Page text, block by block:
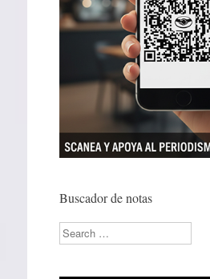
Buscador de notas
Search